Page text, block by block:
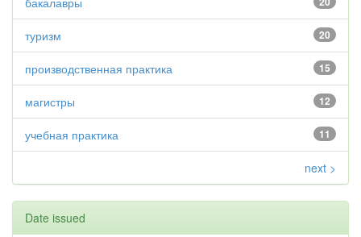
20
туризм
15
производственная практика
12
магистры
11
учебная практика
next >
Date issued